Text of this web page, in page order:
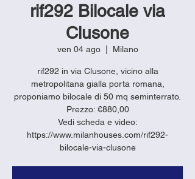
rif292 Bilocale via
Clusone
ven 04 ago
  |
Milano
rif292 in via Clusone, vicino alla
metropolitana gialla porta romana,
proponiamo bilocale di 50 mq seminterrato.
Prezzo: €880,00
Vedi scheda e video:
https://www.milanhouses.com/rif292-
bilocale-via-clusone